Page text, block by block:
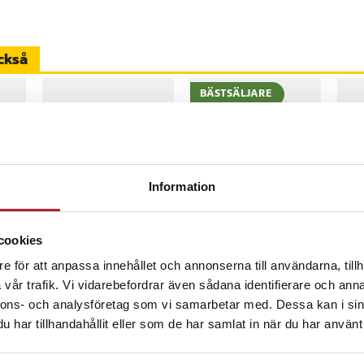
Information
för att anpassa innehållet och annonserna till användarna,
trafik. Vi vidarebefordrar även sådana identifierare och
och analysföretag som vi samarbetar med. Dessa kan i
har tillhandahållit eller som de har samlat in när du har
860
860T
: 1-2 vardagar
Pris:1 500 kr
1 500 kr
I lager, levereras inom 1-2 vardagar
Köp
BÄSTSÄLJARE
och AC1300-hastighet
Nuvarande pris:
1 369 krTidigare pris:
2 929 kr
1 369 kr 2 929 kr
I lager, levereras inom 1-2 vardagar
Köp
2
2
2
I